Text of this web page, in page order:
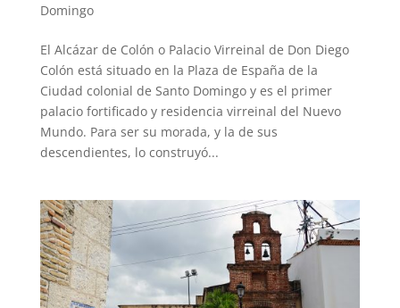
Domingo
El Alcázar de Colón o Palacio Virreinal de Don Diego
Colón está situado en la Plaza de España de la
Ciudad colonial de Santo Domingo y es el primer
palacio fortificado y residencia virreinal del Nuevo
Mundo. Para ser su morada, y la de sus
descendientes, lo construyó...